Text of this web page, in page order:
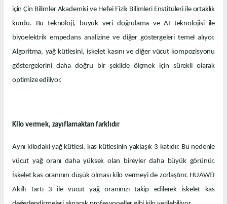
için Çin Bilimler Akademisi ve Hefei Fizik Bilimleri Enstitüleri ile ortaklık
kurdu. Bu teknoloji, büyük veri doğrulama ve AI teknolojisi ile
biyoelektrik empedans analizine ve diğer göstergeleri temel alıyor.
Algoritma, yağ kütlesini, iskelet kasını ve diğer vücut kompozisyonu
göstergelerini daha doğru bir şekilde ölçmek için sürekli olarak
optimize ediliyor.
Kilo vermek, zayıflamaktan farklıdır
Aynı kilodaki yağ kütlesi, kas kütlesinin yaklaşık 3 katıdır. Bu nedenle
vücut yağ oranı daha yüksek olan bireyler daha büyük görünür.
İskelet kas oranının düşük olması kilo vermeyi de zorlaştırır. HUAWEI
Akıllı Tartı 3 ile vücut yağ oranınızı takip edilerek iskelet kas